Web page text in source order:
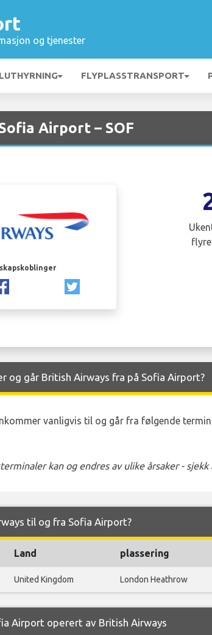
og tjenester
FLYPLASSTRANSPORT
Airport – SOF
og går British Airways fra på Sofia Airport?
vanligvis til og går fra følgende
kan og endres av ulike årsaker -
til og fra Sofia Airport?
Land plassering
United Kingdom London Heathrow
Airport operert av British Airways